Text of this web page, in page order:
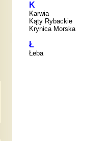
K
Karwia
Kąty Rybackie
Krynica Morska
Ł
Łeba